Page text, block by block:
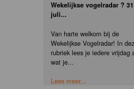
Wekelijkse vogelradar ? 31
juli...
Van harte welkom bij de
Wekelijkse Vogelradar! In
rubriek lees je iedere vrijdag
wat je...
Lees meer...